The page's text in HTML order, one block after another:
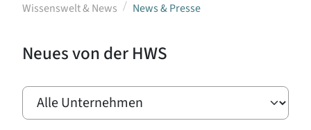
Wissenswelt & News News & Presse
Neues von der HWS
Alle Unternehmen